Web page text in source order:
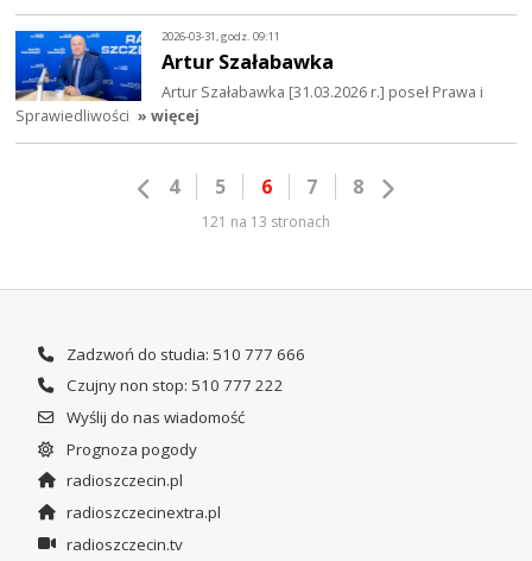
2026-03-31, godz. 09:11
Artur Szałabawka
Artur Szałabawka [31.03.2026 r.] poseł Prawa i
Sprawiedliwości » więcej
4 5 6 7 8
121 na 13 stronach
Zadzwoń do studia: 510 777 666
Czujny non stop: 510 777 222
Wyślij do nas wiadomość
Prognoza pogody
radioszczecin.pl
radioszczecinextra.pl
radioszczecin.tv